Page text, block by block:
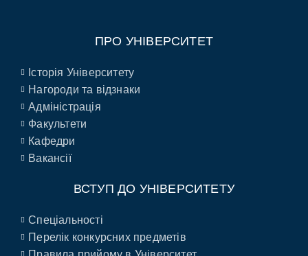
ПРО УНІВЕРСИТЕТ
Історія Університету
Нагороди та відзнаки
Адміністрація
Факультети
Кафедри
Вакансії
ВСТУП ДО УНІВЕРСИТЕТУ
Спеціальності
Перелік конкурсних предметів